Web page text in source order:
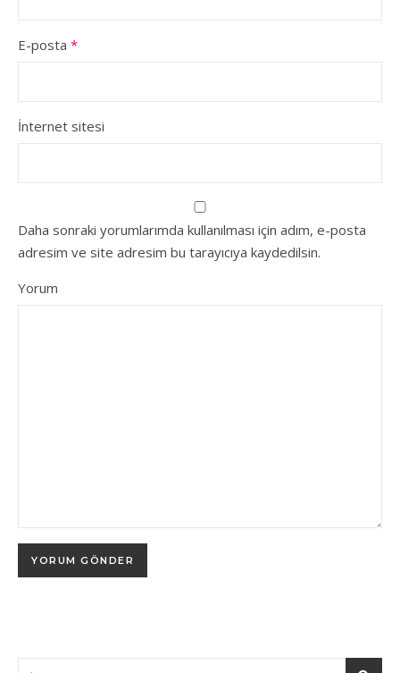
E-posta *
İnternet sitesi
Daha sonraki yorumlarımda kullanılması için adım, e-posta
adresim ve site adresim bu tarayıcıya kaydedilsin.
Yorum